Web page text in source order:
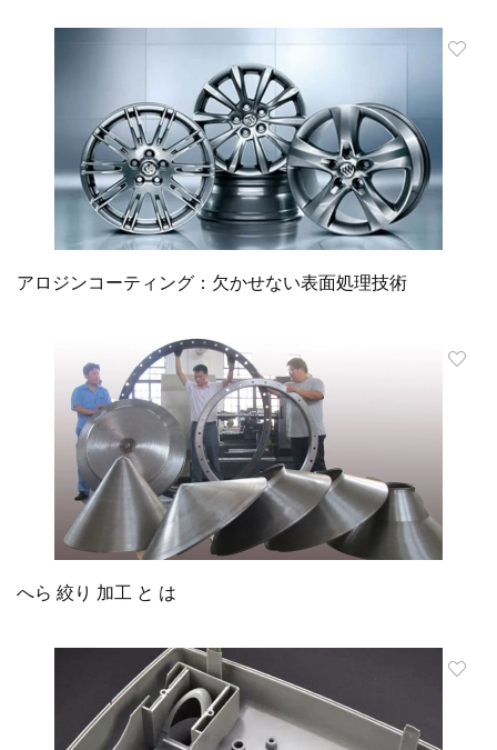
アロジンコーティング：欠かせない表面処理技術
へら 絞り 加工 と は